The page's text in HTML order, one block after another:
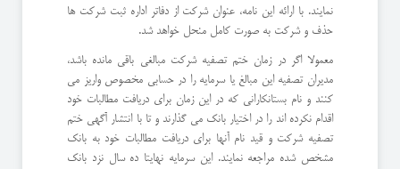
نمایند. با ارائه این نامه، عنوان شرکت از دفاتر اداره ثبت شرکت ها
حذف و شرکت به صورت کامل منحل خواهد شد.
معمولا اگر در زمان ختم تصفیه شرکت مبالغی باقی مانده باشد،
مدیران تصفیه این مبالغ یا سرمایه را در حسابی مخصوص واریز می
کنند و نام بستانکارانی که در این زمان برای دریافت مطالبات خود
اقدام نکرده اند را در اختیار بانک می گذارند و تا با انتشار آگهی ختم
تصفیه شرکت و قید نام آنها برای دریافت مطالبات خود به بانک
مشخص شده مراجعه نمایند. این سرمایه نهایتا ده سال نزد بانک